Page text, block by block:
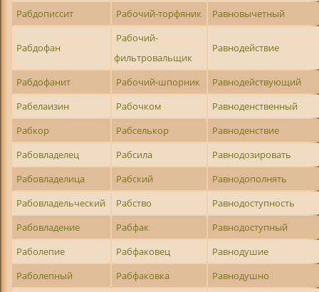
Рабдописсит Рабочий-торфяник Равновычетный
Рабдофан
Рабочий-
фильтровальщик
Равнодействие
Рабдофанит Рабочий-шпорник
Равнодействующий
Рабелаизин
Рабочком
Равноденственный
Рабкор
Рабселькор
Равноденствие
Рабовладелец
Рабсила
Равнодозировать
Рабовладелица
Рабский
Равнодополнять
Рабовладельческий
Рабство
Равнодоступность
Рабовладение
Рабфак
Равнодоступный
Раболепие
Рабфаковец
Равнодушие
Раболепный
Рабфаковка
Равнодушно